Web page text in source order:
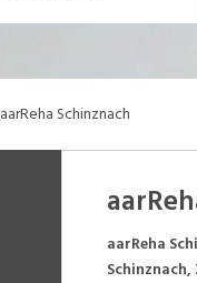
aarReha Schinznach
aarReha